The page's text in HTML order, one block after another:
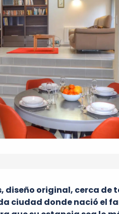
original, cerca de
ciudad donde nació el